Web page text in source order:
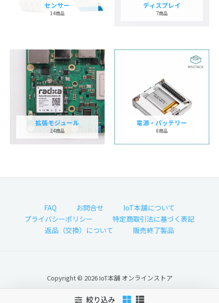
絞り込み
センサー
14商品
ディスプレイ
7商品
拡張モジュール
24商品
電源・バッテリー
6商品
FAQ お問合せ
IoT本舗について
プライバシーポリシー
特定商取引法に基づく表記
返品（交換）について
販売終了製品
Copyright © 2026 IoT本舗 オンラインストア